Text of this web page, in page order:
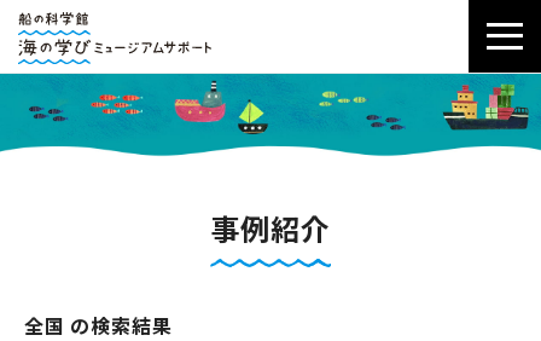
事例紹介
全国 の検索結果